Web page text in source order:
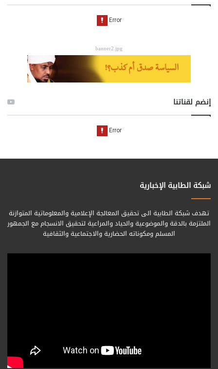
banner2.jpg
إنضم لقناتنا
شبكة الطابية الإخبارية
تهدف شبكة الطابية الى تحقيق المعالجة الإعلامية والمعلوماتية المتوازنة
الملتزمة بالدقة والموضوعية والحياد والمراعية لتحقيق الانسجام مع الجمهور
المسلم ومكوناته الحضارية والاجتماعية والثقافية